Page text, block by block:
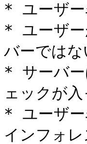
* ユーザー
* ユーザ
バーではな
* サーバー
ェックが入
* ユーザー
インフォ